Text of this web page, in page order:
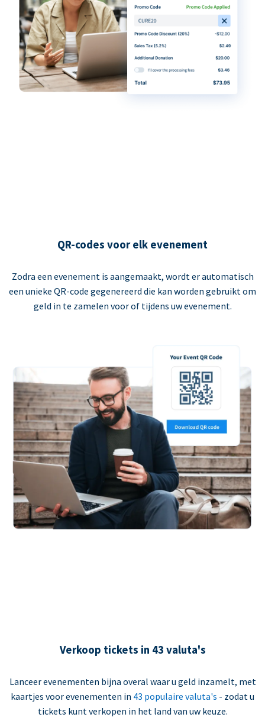
QR-codes voor elk evenement
Zodra een evenement is aangemaakt, wordt er automatisch
een unieke QR-code gegenereerd die kan worden gebruikt om
geld in te zamelen voor of tijdens uw evenement.
Verkoop tickets in 43 valuta's
Lanceer evenementen bijna overal waar u geld inzamelt, met
kaartjes voor evenementen in 43 populaire valuta's - zodat u
tickets kunt verkopen in het land van uw keuze.